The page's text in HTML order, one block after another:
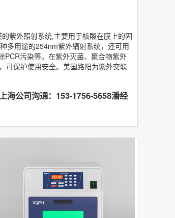
紫外照射系统,主要用于核酸在膜上的固
多用途的254nm紫外辐射系统，还可用
PCR污染等。在紫外灭菌、聚合物紫外
可保护使用安全。美国路阳为紫外交联
海公司沟通：153-1756-5658潘经